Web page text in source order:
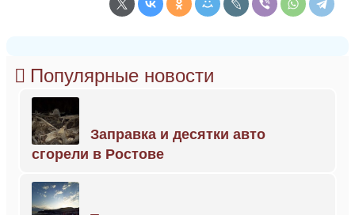
Популярные новости
Заправка и десятки авто
сгорели в Ростове